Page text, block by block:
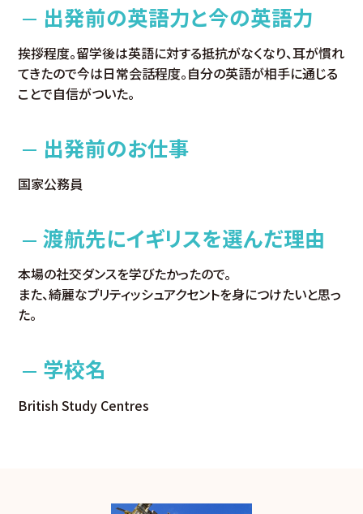
出発前の英語力と今の英語力
挨拶程度。留学後は英語に対する抵抗がなくなり、耳が慣れ
てきたので今は日常会話程度。自分の英語が相手に通じる
ことで自信がついた。
出発前のお仕事
国家公務員
渡航先にイギリスを選んだ理由
本場の社交ダンスを学びたかったので。
また、綺麗なブリティッシュアクセントを身につけたいと思っ
た。
学校名
British Study Centres